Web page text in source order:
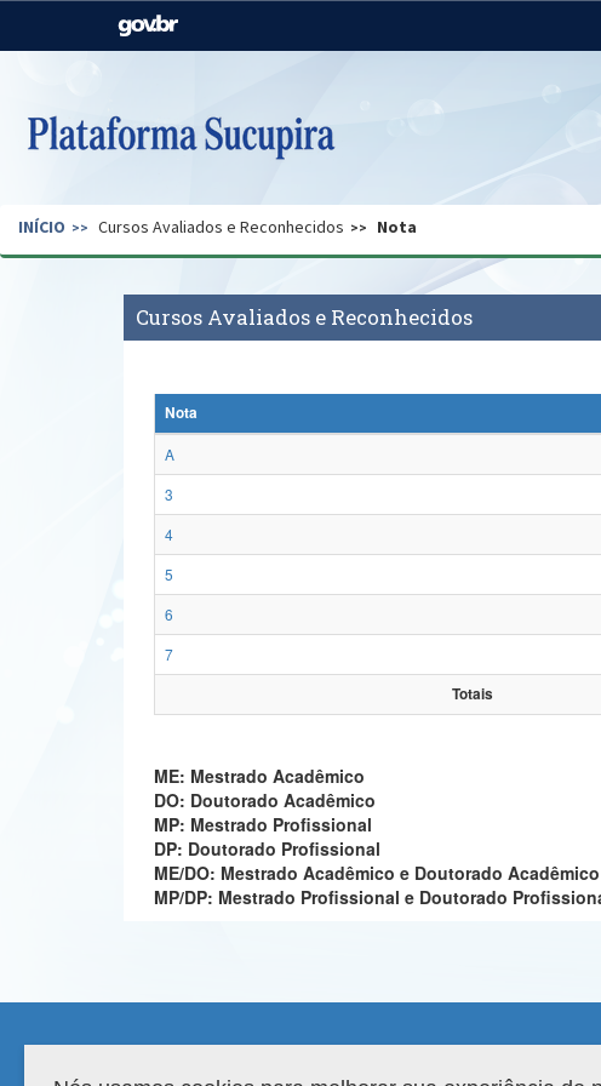
Casa Civil
Pecuária e Abastecimento
Secretaria de Governo Gabinete de Segurança
INÍCIO Cursos Avaliados e Reconhecidos Nota
Cursos Avaliados e Reconhecidos
Nota
A
3
4
5
6
7
Totais
ME: Mestrado Acadêmico
DO: Doutorado Acadêmico
MP: Mestrado Profissional
DP: Doutorado Profissional
ME/DO: Mestrado Acadêmico e Doutorado Acadêmico
MP/DP: Mestrado Profissional e Doutorado